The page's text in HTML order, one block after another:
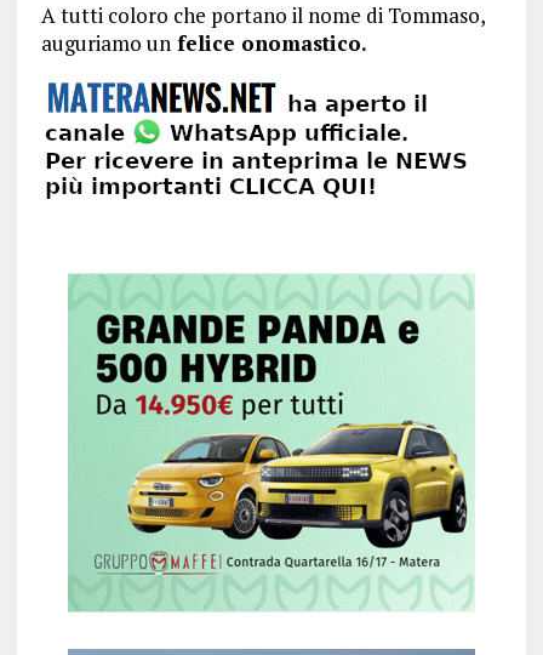
A tutti coloro che portano il nome di Tommaso,
auguriamo unfelice onomastico.